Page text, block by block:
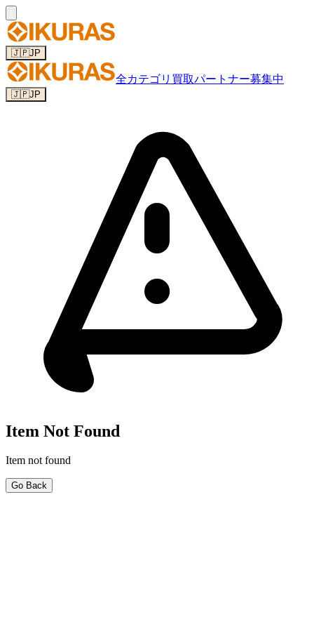
🇯🇵JP
全カテゴリ 買取パートナー募集中
🇯🇵JP
Item Not Found
Item not found
Go Back